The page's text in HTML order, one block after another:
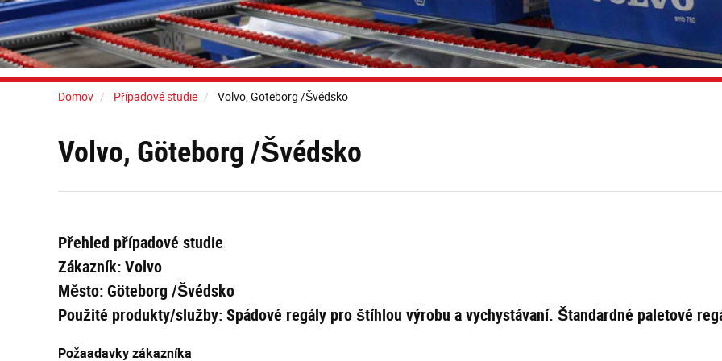
Domov Případové studie Volvo, Göteborg /Švédsko
Volvo, Göteborg /Švédsko
Přehled případové studie
Zákazník: Volvo
Město: Göteborg /Švédsko
Použité produkty/služby: Spádové regály pro štíhlou výrobu a vychystávaní. Štandardné paletové
Požaadavky zákazníka